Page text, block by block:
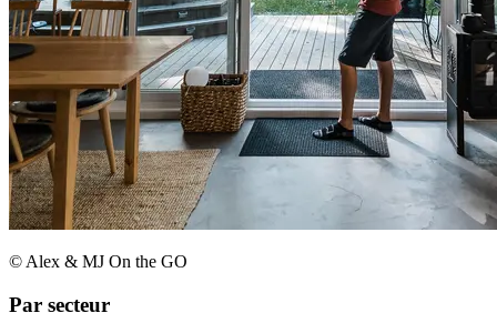
© Alex & MJ On the GO
Par secteur